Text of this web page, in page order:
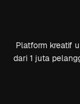
Platform kreatif
dari 1 juta